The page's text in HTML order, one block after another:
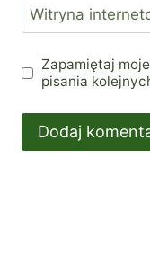
Witryna
Zapamiętaj
pisania